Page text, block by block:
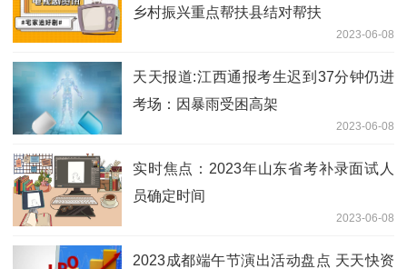
乡村振兴重点帮扶县结对帮扶
2023-06-08
天天报道:江西通报考生迟到37分钟仍进
考场：因暴雨受困高架
2023-06-08
实时焦点：2023年山东省考补录面试人
员确定时间
2023-06-08
2023成都端午节演出活动盘点 天天快资